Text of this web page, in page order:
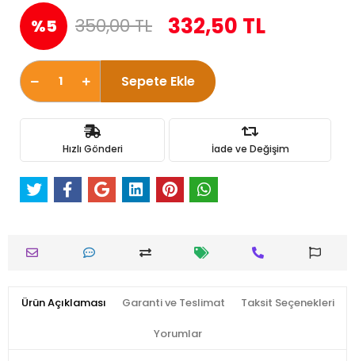
%5 350,00 TL 332,50 TL
Sepete Ekle
Hızlı Gönderi İade ve Değişim
Ürün Açıklaması Garanti ve Teslimat Taksit Seçenekleri
Yorumlar